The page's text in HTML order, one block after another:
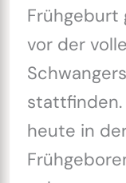
Frühgeburt
vor der
stattfinden.
heute in